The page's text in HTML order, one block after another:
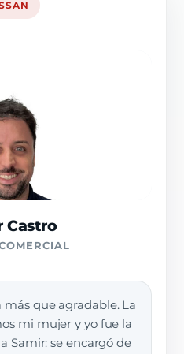
Castro
que agradable. La
mi mujer y yo fue la
Samir: se encargó de